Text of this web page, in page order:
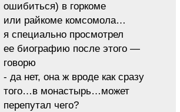
ошибиться) в горкоме
или райкоме комсомола…
я специально просмотрел
ее биографию после этого —
говорю
- да нет, она ж вроде как сразу
того…в монастырь…может
перепутал чего?